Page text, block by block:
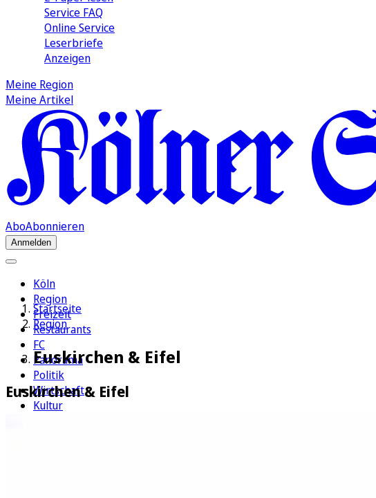
Service FAQ
Online Service
Leserbriefe
Anzeigen
Meine Region
Meine Artikel
AboAbonnieren
Anmelden
Köln
Region
Freizeit
Restaurants
FC
Panorama
Politik
Wirtschaft
Kultur
Startseite
Region
Euskirchen & Eifel
Euskirchen & Eifel